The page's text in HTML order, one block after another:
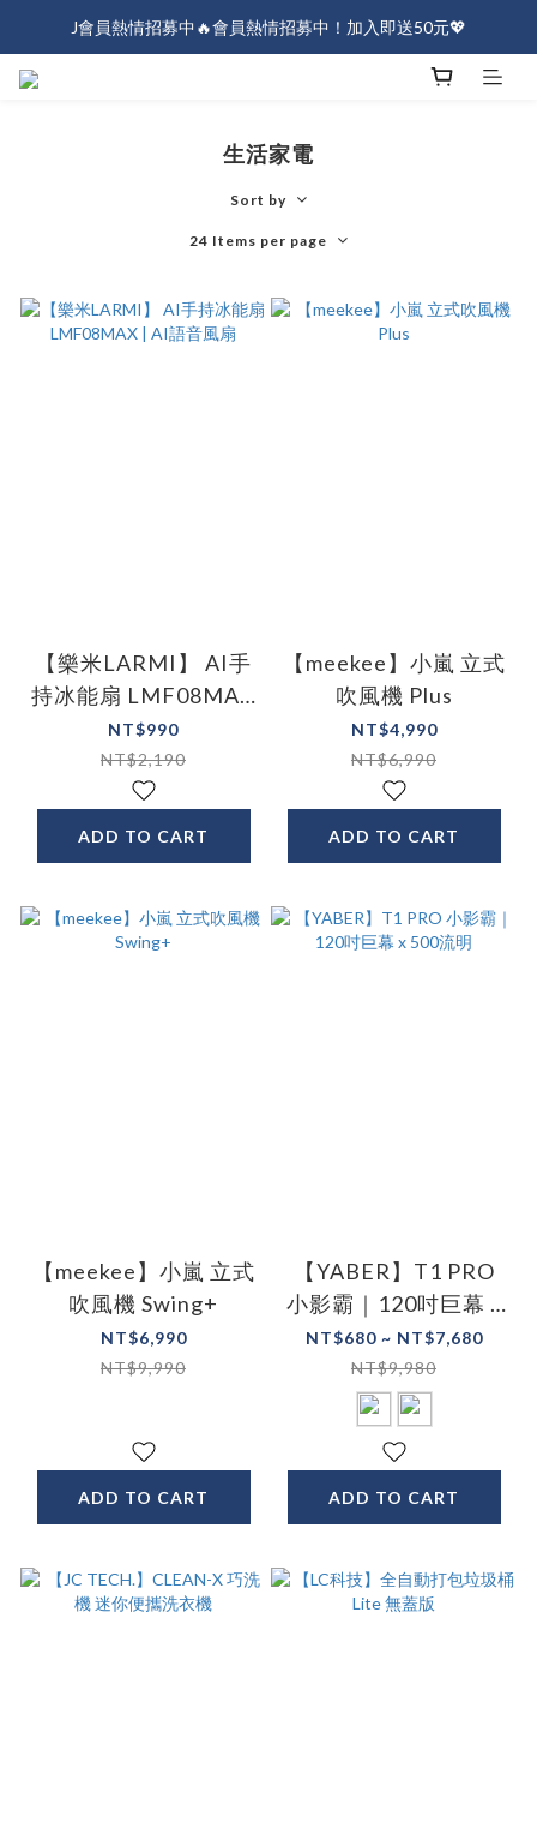
J會員熱情招募中🔥會員熱情招募中！加入即送50元💖
J會員熱情招募中🔥會員熱情招募中！加入即送50元💖
生活家電
Sort by
24 Items per page
【樂米LARMI】 AI手
持冰能扇 LMF08MAX
| AI語音風扇
NT$990
NT$2,190
ADD TO CART
【meekee】小嵐 立式
吹風機 Plus
NT$4,990
NT$6,990
ADD TO CART
【meekee】小嵐 立式
吹風機 Swing+
NT$6,990
NT$9,990
ADD TO CART
【YABER】T1 PRO
小影霸｜120吋巨幕 x
500流明
NT$680 ~ NT$7,680
NT$9,980
ADD TO CART